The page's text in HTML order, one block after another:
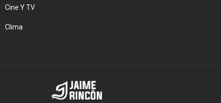
Cine Y TV
Clima